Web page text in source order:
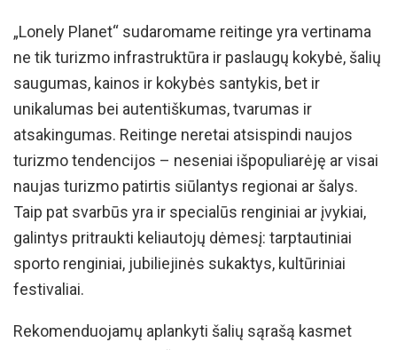
„Lonely Planet“ sudaromame reitinge yra vertinama
ne tik turizmo infrastruktūra ir paslaugų kokybė, šalių
saugumas, kainos ir kokybės santykis, bet ir
unikalumas bei autentiškumas, tvarumas ir
atsakingumas. Reitinge neretai atsispindi naujos
turizmo tendencijos – neseniai išpopuliarėję ar visai
naujas turizmo patirtis siūlantys regionai ar šalys.
Taip pat svarbūs yra ir specialūs renginiai ar įvykiai,
galintys pritraukti keliautojų dėmesį: tarptautiniai
sporto renginiai, jubiliejinės sukaktys, kultūriniai
festivaliai.
Rekomenduojamų aplankyti šalių sąrašą kasmet